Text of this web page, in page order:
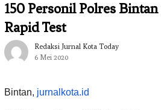
150 Personil Polres
Rapid Test
Redaksi Jurnal Kota Today
6 Mei 2020
Bintan, jurnalkota.id